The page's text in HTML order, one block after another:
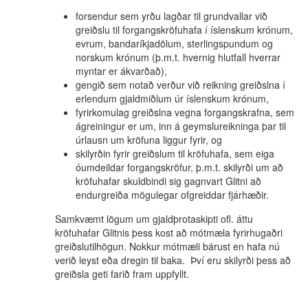
forsendur sem yrðu lagðar til grundvallar við
greiðslu til forgangskröfuhafa í íslenskum krónum,
evrum, bandaríkjadölum, sterlingspundum og
norskum krónum (þ.m.t. hvernig hlutfall hverrar
myntar er ákvarðað),
gengið sem notað verður við reikning greiðslna í
erlendum gjaldmiðlum úr íslenskum krónum,
fyrirkomulag greiðslna vegna forgangskrafna, sem
ágreiningur er um, inn á geymslureikninga þar til
úrlausn um kröfuna liggur fyrir, og
skilyrðin fyrir greiðslum til kröfuhafa, sem eiga
óumdeildar forgangskröfur, þ.m.t. skilyrði um að
kröfuhafar skuldbindi sig gagnvart Glitni að
endurgreiða mögulegar ofgreiddar fjárhæðir.
Samkvæmt lögum um gjaldþrotaskipti ofl. áttu
kröfuhafar Glitnis þess kost að mótmæla fyrirhugaðri
greiðslutilhögun. Nokkur mótmæli bárust en hafa nú
verið leyst eða dregin til baka. Því eru skilyrði þess að
greiðsla geti farið fram uppfyllt.